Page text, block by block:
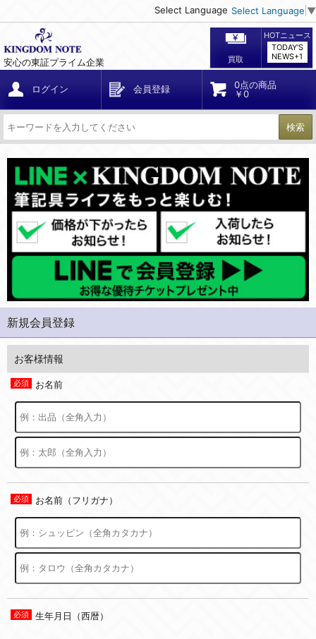
Select Language Select Language ▼
安心の東証プライム企業 買取
HOTニュース
TODAY'S
NEWS+1
ログイン 会員登録
0点の商品
￥0
検索
新規会員登録
お客様情報
お名前
お名前（フリガナ）
生年月日（西暦）